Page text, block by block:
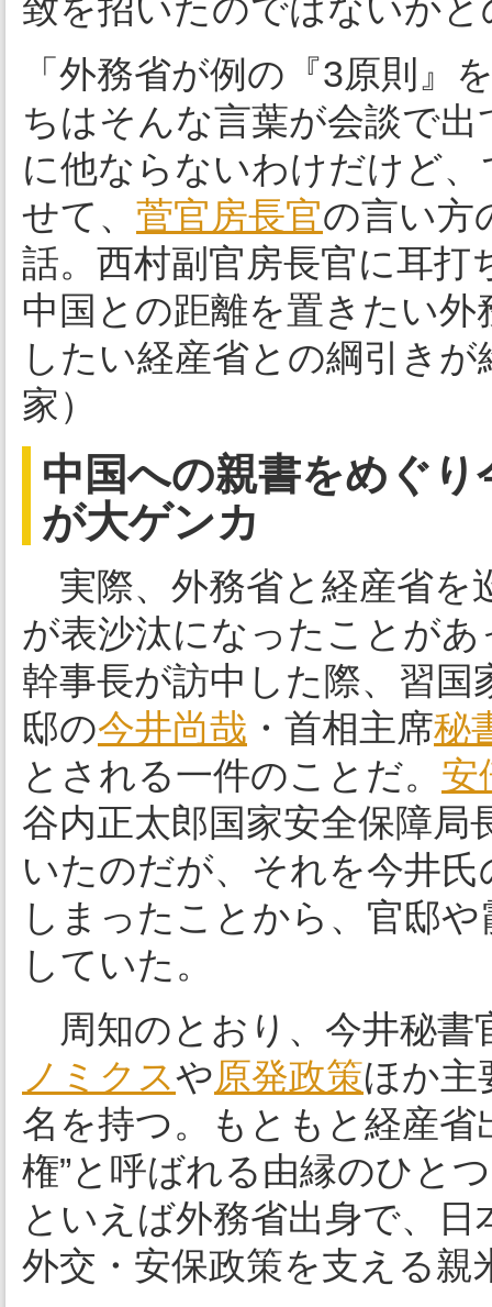
致を招いたのではないかと
「外務省が例の『3原則』
ちはそんな言葉が会談で
に他ならないわけだけど
せて、 菅官房長官の言い方
話。西村副官房長官に耳
中国との距離を置きたい
したい経産省との綱引き
家）
中国への親書をめぐ
が大ゲンカ
実際、外務省と経産省を
が表沙汰になったことが
幹事長が訪中した際、習
邸の今井尚哉 ・首相主席秘
とされる一件のことだ。 安
谷内正太郎国家安全保障
いたのだが、それを今井
しまったことから、官邸
していた。
周知のとおり、今井秘書
ノミクスや原発政策ほか主
名を持つ。もともと経産省
権”と呼ばれる由縁のひと
といえば外務省出身で、
外交・安保政策を支える親